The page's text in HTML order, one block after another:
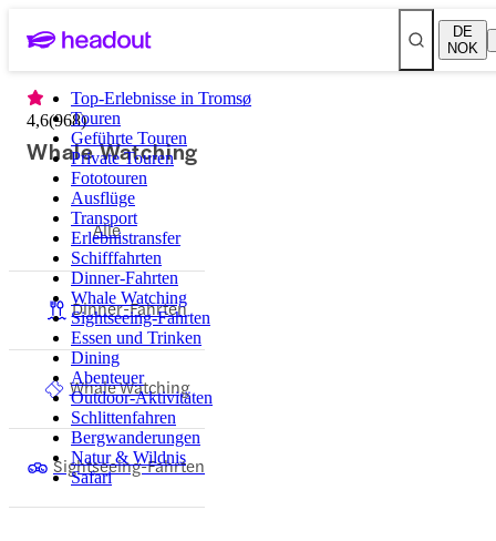
DE
NOK
Top-Erlebnisse in Tromsø
Touren
Geführte Touren
Private Touren
Fototouren
Ausflüge
Transport
Erlebnistransfer
Schifffahrten
Dinner-Fahrten
Whale Watching
Sightseeing-Fahrten
Essen und Trinken
Dining
Abenteuer
Outdoor-Aktivitäten
Schlittenfahren
Bergwanderungen
Natur & Wildnis
Safari
4,6(968)
Whale Watching
Alle
Dinner-Fahrten
Whale Watching
Sightseeing-Fahrten